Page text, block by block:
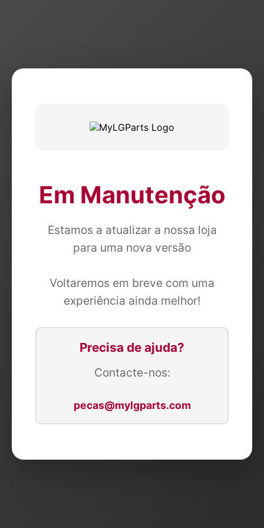
Em Manutenção
Estamos a atualizar a nossa loja
para uma nova versão
Voltaremos em breve com uma
experiência ainda melhor!
Precisa de ajuda?
Contacte-nos:
pecas@mylgparts.com